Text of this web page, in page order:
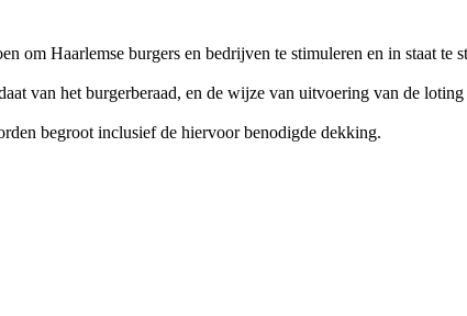
om Haarlemse burgers en bedrijven te stimuleren en in staat te
van het burgerberaad, en de wijze van uitvoering van de
begroot inclusief de hiervoor benodigde dekking.